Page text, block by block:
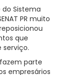
do Sistema
PR muito
que
parte
empresários